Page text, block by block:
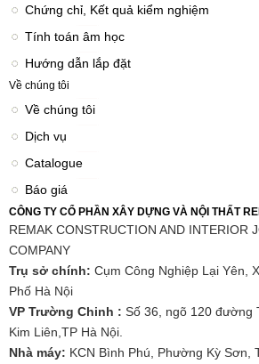
Chứng chỉ, Kết quả kiểm nghiệm
Tính toán âm học
Hướng dẫn lắp đặt
Về chúng tôi
Về chúng tôi
Dịch vụ
Catalogue
Báo giá
CÔNG TY CỔ PHẦN XÂY DỰNG VÀ NỘI THẤT
REMAK CONSTRUCTION AND INTERIOR
COMPANY
Trụ sở chính: Cụm Công Nghiệp Lại Yên,
Phố Hà Nội
VP Trường Chinh : Số 36, ngõ 120 đường
Kim Liên,TP Hà Nội.
Nhà máy: KCN Bình Phú, Phường Kỳ Sơn,